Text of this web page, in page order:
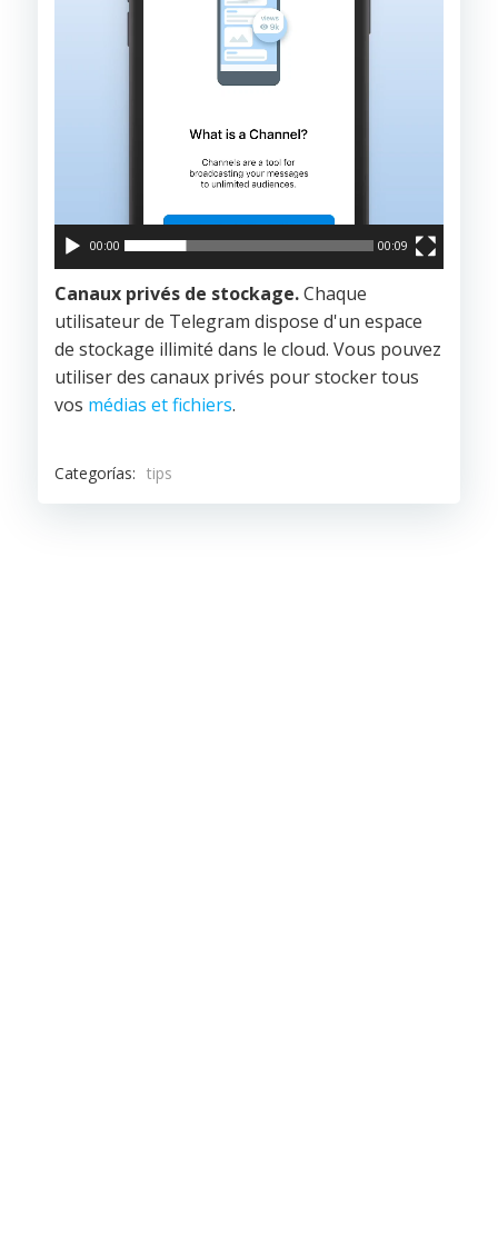
00:00 00:09
Canaux privés de stockage.Chaque
utilisateur de Telegram dispose d'un espace
de stockage illimité dans le cloud. Vous pouvez
utiliser des canaux privés pour stocker tous
vos médias et fichiers.
Categorías: tips